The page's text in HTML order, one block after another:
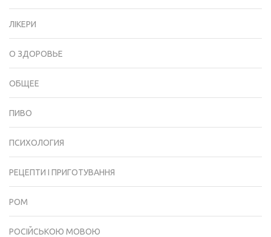
ЛІКЕРИ
О ЗДОРОВЬЕ
ОБЩЕЕ
ПИВО
ПСИХОЛОГИЯ
РЕЦЕПТИ І ПРИГОТУВАННЯ
РОМ
РОСІЙСЬКОЮ МОВОЮ